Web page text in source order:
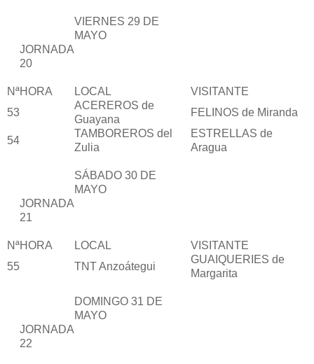
VIERNES 29 DE
MAYO
JORNADA
20
NªHORA LOCAL
VISITANTE
53
ACEREROS de
Guayana
FELINOS de Miranda
54
TAMBOREROS del
Zulia
ESTRELLAS de
Aragua
SÁBADO 30 DE
MAYO
JORNADA
21
NªHORA LOCAL
VISITANTE
55
TNT Anzoátegui
GUAIQUERIES de
Margarita
DOMINGO 31 DE
MAYO
JORNADA
22